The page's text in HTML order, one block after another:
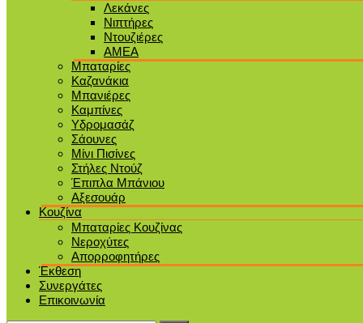
Λεκάνες
Νιπτήρες
Ντουζιέρες
ΑΜΕΑ
Μπαταρίες
Καζανάκια
Μπανιέρες
Καμπίνες
Υδρομασάζ
Σάουνες
Μίνι Πισίνες
Στήλες Ντούζ
Έπιπλα Μπάνιου
Αξεσουάρ
Κουζίνα
Μπαταρίες Κουζίνας
Νεροχύτες
Απορροφητήρες
Έκθεση
Συνεργάτες
Επικοινωνία